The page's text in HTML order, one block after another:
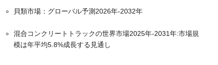
貝類市場：グローバル予測2026年-2032年
混合コンクリートトラックの世界市場2025年-2031年:市場規
模は年平均5.8%成長する見通し